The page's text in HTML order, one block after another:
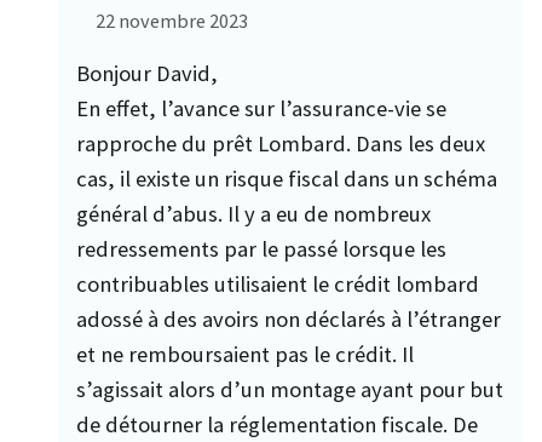
22 novembre 2023
Bonjour David,
En effet, l’avance sur l’assurance-vie se
rapproche du prêt Lombard. Dans les deux
cas, il existe un risque fiscal dans un schéma
général d’abus. Il y a eu de nombreux
redressements par le passé lorsque les
contribuables utilisaient le crédit lombard
adossé à des avoirs non déclarés à l’étranger
et ne remboursaient pas le crédit. Il
s’agissait alors d’un montage ayant pour but
de détourner la réglementation fiscale. De